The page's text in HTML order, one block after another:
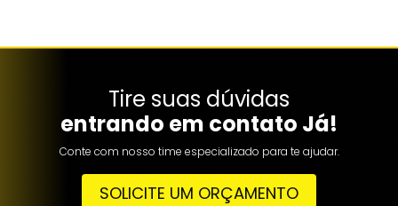
Tire suas dúvidas
entrando em contato Já!
Conte com nosso time especializado para te ajudar.
SOLICITE UM ORÇAMENTO